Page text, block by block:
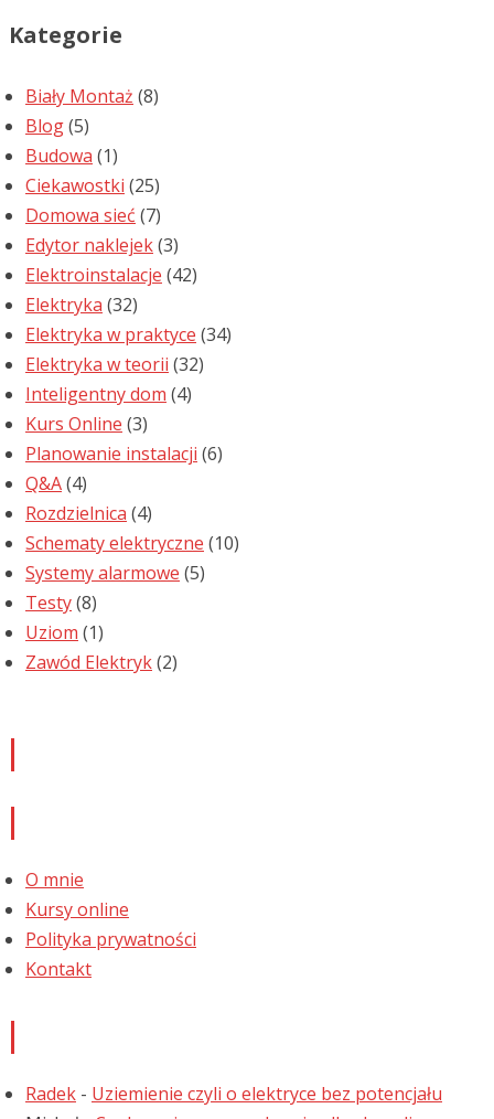
Kategorie
Biały Montaż (8)
Blog(5)
Budowa (1)
Ciekawostki (25)
Domowa sieć (7)
Edytor naklejek(3)
Elektroinstalacje (42)
Elektryka (32)
Elektryka w praktyce (34)
Elektryka w teorii (32)
Inteligentny dom (4)
Kurs Online (3)
Planowanie instalacji (6)
Q&A(4)
Rozdzielnica (4)
Schematy elektryczne (10)
Systemy alarmowe (5)
Testy(8)
Uziom (1)
Zawód Elektryk(2)
O mnie
Kursy online
Polityka prywatności
Kontakt
Radek - Uziemienie czyli o elektryce bez potencjału